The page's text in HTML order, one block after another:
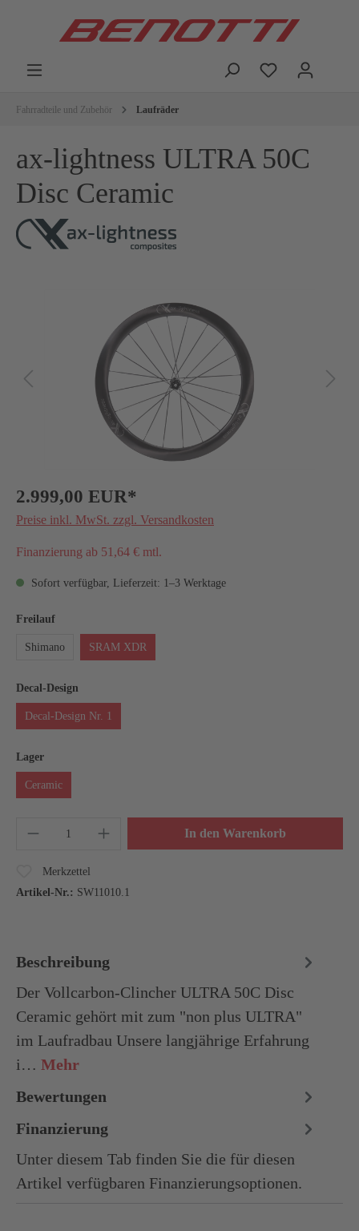
Fahrradteile und Zubehör Laufräder
ax-lightness ULTRA 50C
Disc Ceramic
2.999,00 EUR*
Preise inkl. MwSt. zzgl. Versandkosten
Finanzierung ab 51,64 € mtl.
Sofort verfügbar, Lieferzeit: 1–3 Werktage
Freilauf
Shimano SRAM XDR
Decal-Design
Decal-Design Nr. 1
Lager
Ceramic
In den Warenkorb
Merkzettel
Artikel-Nr.: SW11010.1
Beschreibung
Der Vollcarbon-Clincher ULTRA 50C Disc
Ceramic gehört mit zum "non plus ULTRA"
im Laufradbau Unsere langjährige Erfahrung
i… Mehr
Bewertungen
Finanzierung
Unter diesem Tab finden Sie die für diesen
Artikel verfügbaren Finanzierungsoptionen.